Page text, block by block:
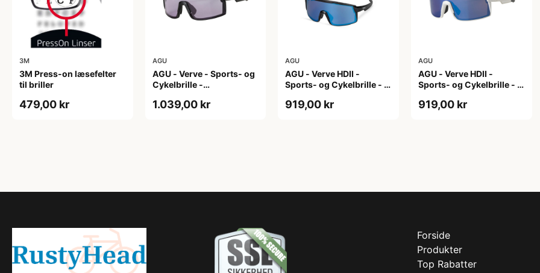
3M
3M Press-on læsefelter
til briller
479,00 kr
AGU
AGU - Verve - Sports- og
Cykelbrille -
Sort
1.039,00 kr
AGU
AGU - Verve HDII -
Sports- og Cykelbrille - 3
919,00 kr
AGU
AGU - Verve HDII -
Sports- og Cykelbrille - 3
919,00 kr
Forside
Produkter
Top Rabatter